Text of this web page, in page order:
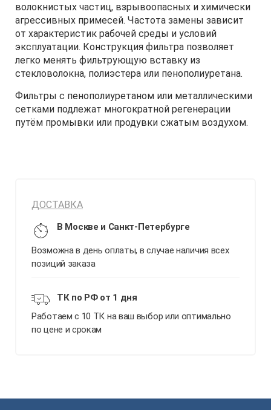
волокнистых частиц, взрывоопасных и химически
агрессивных примесей. Частота замены зависит
от характеристик рабочей среды и условий
эксплуатации. Конструкция фильтра позволяет
легко менять фильтрующую вставку из
стекловолокна, полиэстера или пенополиуретана.
Фильтры с пенополиуретаном или металлическими
сетками подлежат многократной регенерации
путём промывки или продувки сжатым воздухом.
ДОСТАВКА
В Москве и Санкт-Петербурге
Возможна в день оплаты, в случае наличия всех
позиций заказа
ТК по РФ от 1 дня
Работаем с 10 ТК на ваш выбор или оптимально
по цене и срокам